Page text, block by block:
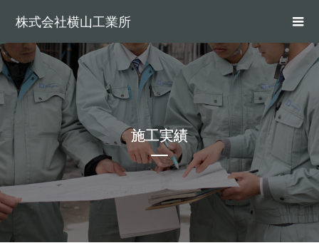
株式会社横山工業所
施工実績